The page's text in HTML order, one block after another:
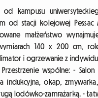
kampusu
od stacji kolejowej
małżeństwo
140 x 200 cm,
i ogrzewanie z
Przestrzenie wspólne: -
indukcyjna, okap,
lodówko-zamrażarką. -